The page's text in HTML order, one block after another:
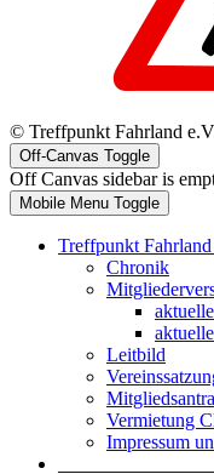
© Treffpunkt Fahrland
Off-Canvas Toggle
Off Canvas sidebar is
Mobile Menu Toggle
Treffpunkt Fahrland
Chronik
Leitbild
Vermietung
Impressum